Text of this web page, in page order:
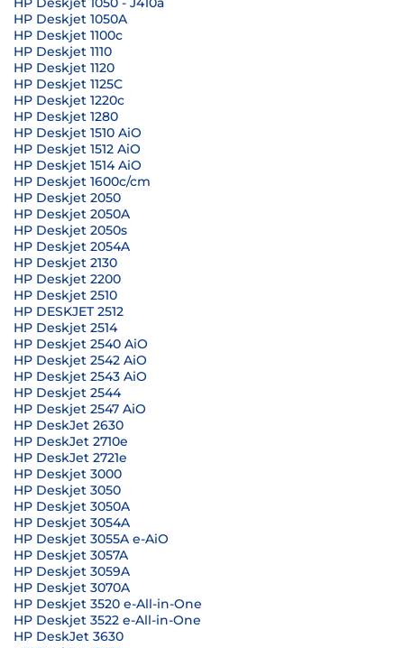
HP Deskjet 1050A
HP Deskjet 1100c
HP Deskjet 1110
HP Deskjet 1120
HP Deskjet 1125C
HP Deskjet 1220c
HP Deskjet 1280
HP Deskjet 1510 AiO
HP Deskjet 1512 AiO
HP Deskjet 1514 AiO
HP Deskjet 1600c/cm
HP Deskjet 2050
HP Deskjet 2050A
HP Deskjet 2050s
HP Deskjet 2054A
HP Deskjet 2130
HP Deskjet 2200
HP Deskjet 2510
HP DESKJET 2512
HP Deskjet 2514
HP Deskjet 2540 AiO
HP Deskjet 2542 AiO
HP Deskjet 2543 AiO
HP Deskjet 2544
HP Deskjet 2547 AiO
HP DeskJet 2630
HP DeskJet 2710e
HP DeskJet 2721e
HP Deskjet 3000
HP Deskjet 3050
HP Deskjet 3050A
HP Deskjet 3054A
HP Deskjet 3055A e-AiO
HP Deskjet 3057A
HP Deskjet 3059A
HP Deskjet 3070A
HP Deskjet 3520 e-All-in-One
HP Deskjet 3522 e-All-in-One
HP DeskJet 3630